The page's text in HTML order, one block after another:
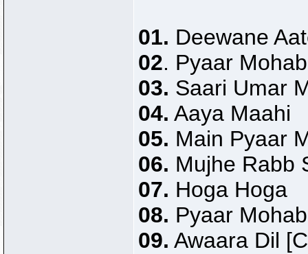
01. Deewane
02. Pyaar
03. Saari Umar
04. Aaya Maahi
05. Main Pyaar
06. Mujhe Rabb
07. Hoga Hoga
08. Pyaar
09. Awaara Dil